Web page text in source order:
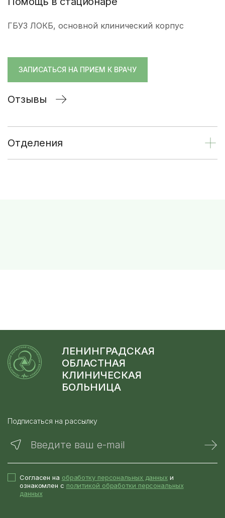
ГБУЗ ЛОКБ, основной клинический корпус
ЗАПИСАТЬСЯ НА ПРИЕМ К ВРАЧУ
Отзывы
Отделения
ЛЕНИНГРАДСКАЯ
ОБЛАСТНАЯ
КЛИНИЧЕСКАЯ
БОЛЬНИЦА
Подписаться на рассылку
Введите ваш e-mail
Согласен на обработку персональных данных и
ознакомлен с политикой обработки персональных
данных